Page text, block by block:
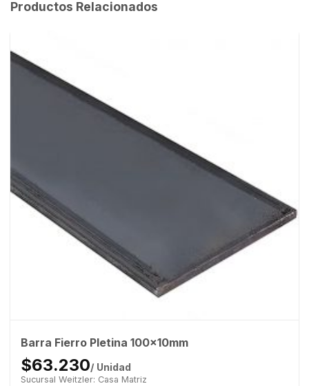
Productos Relacionados
Barra Fierro Pletina 100x10mm
$63.230/ Unidad
Sucursal Weitzler: Casa Matriz